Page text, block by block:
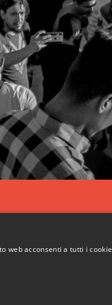
web acconsenti a tutti i cookie